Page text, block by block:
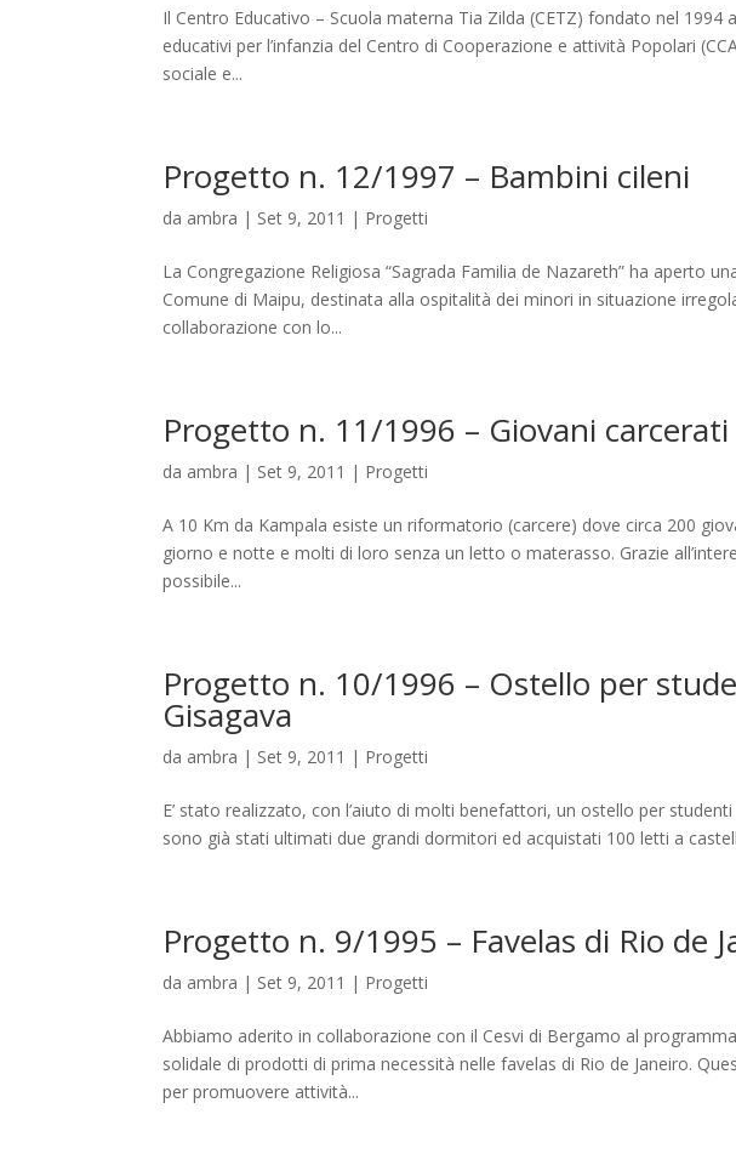
Il Centro Educativo – Scuola materna Tia Zilda (CETZ) fondato nel
educativi per l’infanzia del Centro di Cooperazione e attività Popolari
sociale e...
Progetto n. 12/1997 – Bambini cileni
da ambra | Set 9, 2011 | Progetti
La Congregazione Religiosa “Sagrada Familia de Nazareth” ha aperto
Comune di Maipu, destinata alla ospitalità dei minori in situazione
collaborazione con lo...
Progetto n. 11/1996 – Giovani
da ambra | Set 9, 2011 | Progetti
A 10 Km da Kampala esiste un riformatorio (carcere) dove circa 200
giorno e notte e molti di loro senza un letto o materasso. Grazie
possibile...
Progetto n. 10/1996 – Ostello per
Gisagava
da ambra | Set 9, 2011 | Progetti
E’ stato realizzato, con l’aiuto di molti benefattori, un ostello per
sono già stati ultimati due grandi dormitori ed acquistati 100 letti a
Progetto n. 9/1995 – Favelas di Rio de
da ambra | Set 9, 2011 | Progetti
Abbiamo aderito in collaborazione con il Cesvi di Bergamo al
solidale di prodotti di prima necessità nelle favelas di Rio de Janeiro.
per promuovere attività...